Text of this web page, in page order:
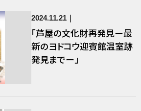
2024.11.21
「芦屋の文化財再発見ー最
新のヨドコウ迎賓館温室跡
発見までー」